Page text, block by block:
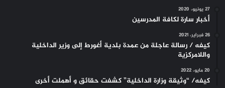
27 يونيو، 2020
أخبار سارة لكافة المدرسين
26 فبراير، 2021
كيفه / رسالة عاجلة من عمدة بلدية أغورط إلى وزير الداخلية
واللامركزية
20 مايو، 2022
كيفه/ “وثيقة وزارة الداخلية” كشفت حقائق و أهملت أخرى